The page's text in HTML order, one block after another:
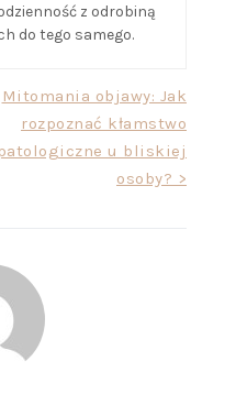
z odrobiną
do tego samego.
Mitomania objawy: Jak
rozpoznać kłamstwo
patologiczne u bliskiej
osoby? >